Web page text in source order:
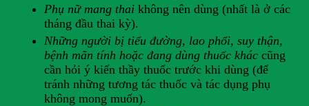
Phụ nữ mang thaikhông nên dùng (nhất là ở các
tháng đầu thai kỳ).
Những người bị tiểu đường, lao phổi, suy thận,
bệnh mãn tính hoặc đang dùng thuốc kháccũng
cần hỏi ý kiến thầy thuốc trước khi dùng (để
tránh những tương tác thuốc và tác dụng phụ
không mong muốn).